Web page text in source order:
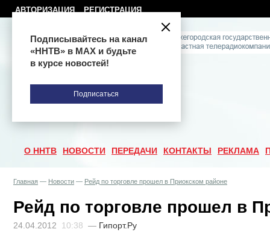
АВТОРИЗАЦИЯ РЕГИСТРАЦИЯ
О ННТВ НОВОСТИ ПЕРЕДАЧИ КОНТАКТЫ РЕКЛАМА
Главная — Новости — Рейд по торговле прошел в Приокском районе
Рейд по торговле прошел в
24.04.2012 10:38 — Гипорт.Ру
Подписывайтесь на канал
«ННТВ» в МАХ и будьте
в курсе новостей!
Подписаться